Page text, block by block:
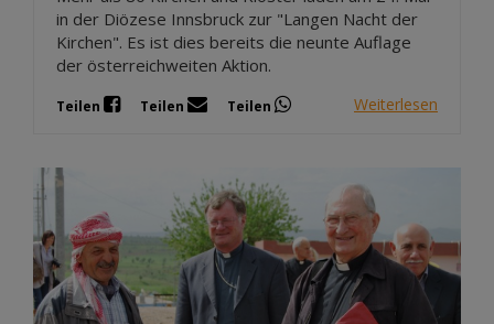
in der Diözese Innsbruck zur "Langen Nacht der
Kirchen". Es ist dies bereits die neunte Auflage
der österreichweiten Aktion.
Teilen Teilen Teilen Weiterlesen